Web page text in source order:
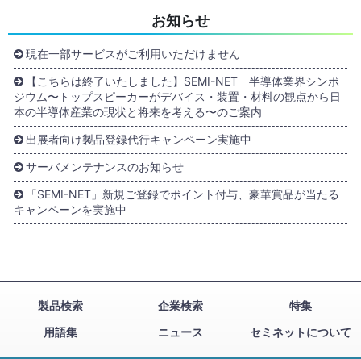
お知らせ
現在一部サービスがご利用いただけません
【こちらは終了いたしました】SEMI-NET 半導体業界シンポ
ジウム〜トップスピーカーがデバイス・装置・材料の観点から日
本の半導体産業の現状と将来を考える〜のご案内
出展者向け製品登録代行キャンペーン実施中
サーバメンテナンスのお知らせ
「SEMI-NET」新規ご登録でポイント付与、豪華賞品が当たる
キャンペーンを実施中
製品検索 企業検索
特集
用語集
ニュース セミネットについて